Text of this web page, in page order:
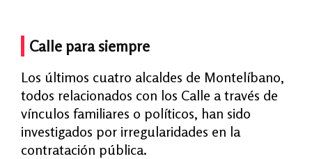
Calle para siempre
Los últimos cuatro alcaldes de Montelíbano,
todos relacionados con los Calle a través de
vínculos familiares o políticos, han sido
investigados por irregularidades en la
contratación pública.